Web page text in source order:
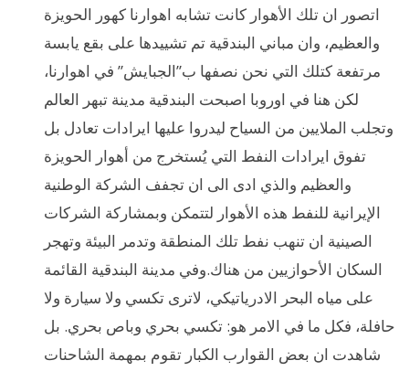
اتصور ان تلك الأهوار كانت تشابه اهوارنا كهور الحويزة
والعظيم، وان مباني البندقية تم تشييدها على بقع يابسة
مرتفعة كتلك التي نحن نصفها ب”الجبايش” في اهوارنا،
لكن هنا في اوروبا اصبحت البندقية مدينة تبهر العالم
وتجلب الملايين من السياح ليدروا عليها ايرادات تعادل بل
تفوق ايرادات النفط التي يُستخرج من أهوار الحويزة
والعظيم والذي ادى الى ان تجفف الشركة الوطنية
الإيرانية للنفط هذه الأهوار لتتمكن وبمشاركة الشركات
الصينية ان تنهب نفط تلك المنطقة وتدمر البيئة وتهجر
السكان الأحوازيين من هناك.وفي مدينة البندقية القائمة
على مياه البحر الادرياتيكي، لاترى تكسي ولا سيارة ولا
حافلة، فكل ما في الامر هو: تكسي بحري وباص بحري. بل
شاهدت ان بعض القوارب الكبار تقوم بمهمة الشاحنات